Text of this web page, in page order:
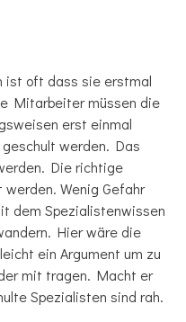
ist oft dass sie erstmal
Mitarbeiter müssen die
erst einmal
werden. Das
Die richtige
Wenig Gefahr
dem Spezialistenwissen
Hier wäre die
ein Argument um zu
mit tragen. Macht er
Spezialisten sind rah.